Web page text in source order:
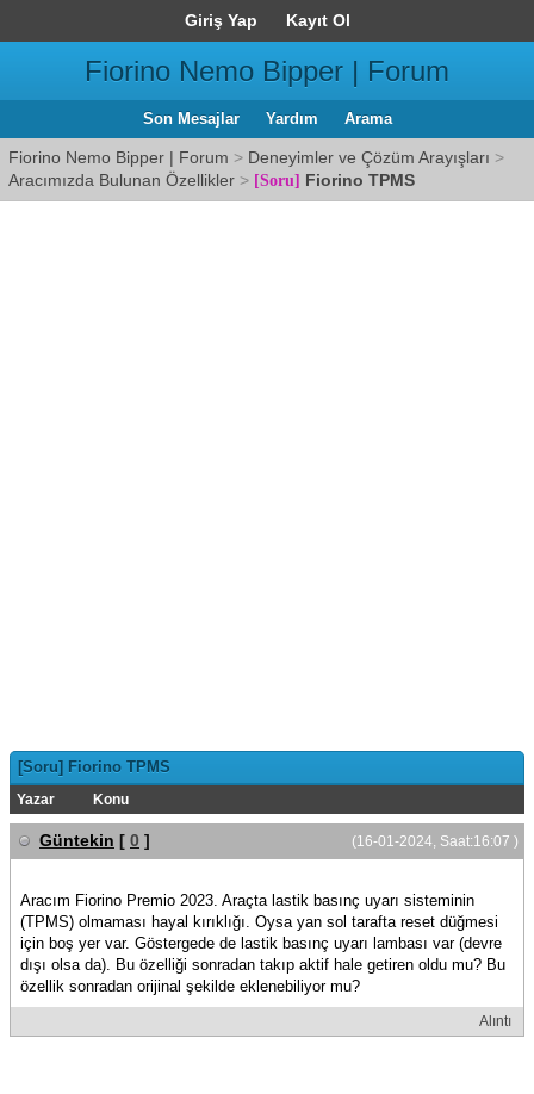
Giriş Yap Kayıt Ol
Fiorino Nemo Bipper | Forum
Son Mesajlar Yardım Arama
Fiorino Nemo Bipper | Forum > Deneyimler ve Çözüm Arayışları >
Aracımızda Bulunan Özellikler > [Soru] Fiorino TPMS
[Soru] Fiorino TPMS
Yazar Konu
(16-01-2024, Saat:16:07 )
Güntekin [ 0 ]
Aracım Fiorino Premio 2023. Araçta lastik basınç uyarı sisteminin
(TPMS) olmaması hayal kırıklığı. Oysa yan sol tarafta reset düğmesi
için boş yer var. Göstergede de lastik basınç uyarı lambası var (devre
dışı olsa da). Bu özelliği sonradan takıp aktif hale getiren oldu mu? Bu
özellik sonradan orijinal şekilde eklenebiliyor mu?
Alıntı